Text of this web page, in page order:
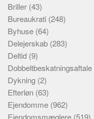
Briller (43)
Bureaukrati (248)
Byhuse (64)
Delejerskab (283)
Deltid (9)
Dobbeltbeskatningsaftale
Dykning (2)
Efterløn (63)
Ejendomme (962)
Ejendomsmæglere (519)